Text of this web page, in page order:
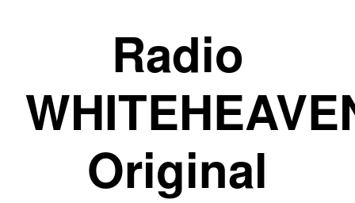
Radio
Original